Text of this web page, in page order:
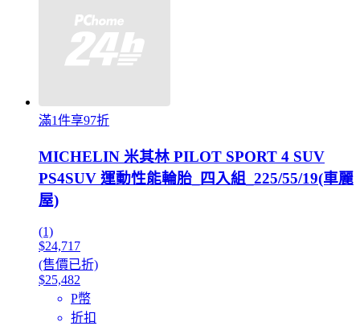
滿1件享97折
MICHELIN 米其林 PILOT SPORT 4 SUV
PS4SUV 運動性能輪胎_四入組_225/55/19(車麗
屋)
(1)
$24,717
(售價已折)
$25,482
P幣
折扣